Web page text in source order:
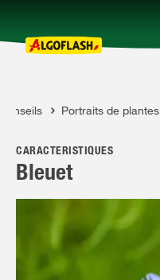
Nos produits
Conseils
Qui sommes-nous ?
Conseils Portraits de plantes
CARACTÉRISTIQUES
Bleuet